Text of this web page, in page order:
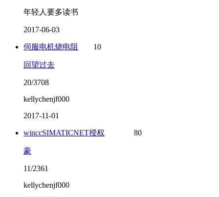
年轻人要多读书
2017-06-03
伺服电机烧电阻 10
回望过去
20/3708
kellychenjf000
2017-11-01
winccSIMATICNET授权 80
豪
11/2361
kellychenjf000